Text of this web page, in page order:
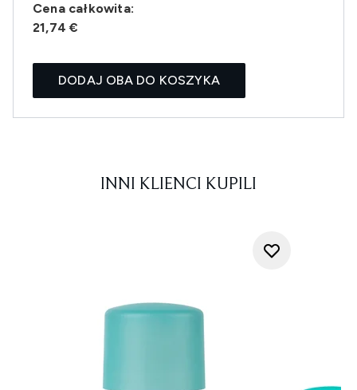
Cena całkowita:
21,74 €
DODAJ OBA DO KOSZYKA
INNI KLIENCI KUPILI